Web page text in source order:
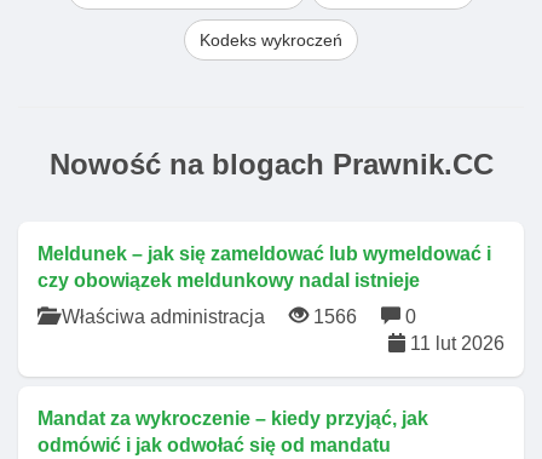
Kodeks wykroczeń
Nowość na blogach Prawnik.CC
Meldunek – jak się zameldować lub wymeldować i
czy obowiązek meldunkowy nadal istnieje
Właściwa administracja
1566
0
11 lut 2026
Mandat za wykroczenie – kiedy przyjąć, jak
odmówić i jak odwołać się od mandatu